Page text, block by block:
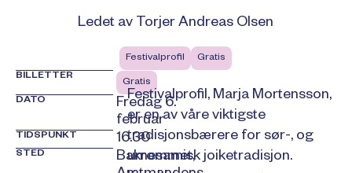
Ledet av Torjer Andreas Olsen
Festivalprofil
Gratis
BILLETTER
Gratis
DATO
Fredag 6.
februar
TIDSPUNKT 16.30
STED
Bakrommet,
Festivalprofil, Marja Mortensson,
er en av våre viktigste
tradisjonsbærere for sør-, og
umesamisk joiketradisjon.